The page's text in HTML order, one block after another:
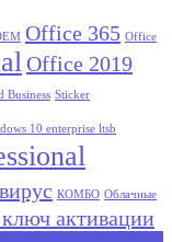
Office 365 Office
Office 2019
Business Sticker
10 enterprise ltsb
КОМБО Облачные
активации